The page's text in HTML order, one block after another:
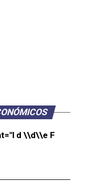
d \\d\\e F